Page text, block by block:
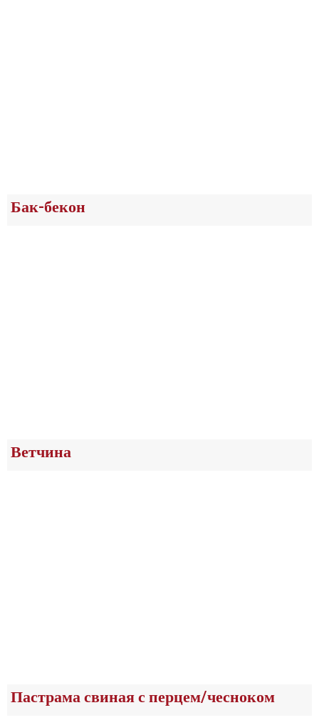
Бак-бекон
Ветчина
Пастрама свиная с перцем/чесноком